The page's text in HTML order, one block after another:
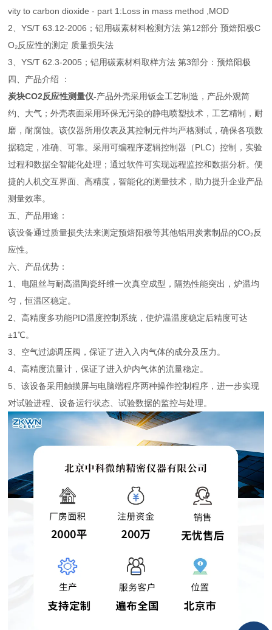
vity to carbon dioxide - part 1:Loss in mass method ,MOD
2、YS/T 63.12-2006；铝用碳素材料检测方法 第12部分 预焙阳极C
O₂反应性的测定 质量损失法
3、YS/T 62.3-2005；铝用碳素材料取样方法 第3部分：预焙阳极
四、产品介绍 ：
炭块CO2反应性测量仪-产品外壳采用钣金工艺制造，产品外观简
约、大气；外壳表面采用环保无污染的静电喷塑技术，工艺精制，耐
磨，耐腐蚀。该仪器所用仪表及其控制元件均严格测试，确保各项数
据稳定，准确、可靠。采用可编程序逻辑控制器（PLC）控制，实验
过程和数据全智能化处理；通过软件可实现远程监控和数据分析。便
捷的人机交互界面、高精度，智能化的测量技术，助力提升企业产品
测量效率。
五、产品用途：
该设备通过质量损失法来测定预焙阳极等其他铝用炭素制品的CO₂反
应性。
六、产品优势：
1、电阻丝与耐高温陶瓷纤维一次真空成型，隔热性能突出，炉温均
匀，恒温区稳定。
2、高精度多功能PID温度控制系统，使炉温温度稳定后精度可达
±1℃。
3、空气过滤调压阀，保证了进入入内气体的成分及压力。
4、高精度流量计，保证了进入炉内气体的流量稳定。
5、该设备采用触摸屏与电脑端程序两种操作控制程序，进一步实现
对试验进程、设备运行状态、试验数据的监控与处理。